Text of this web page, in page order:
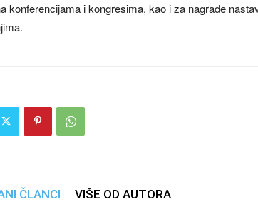
konferencijama i kongresima, kao i za nagrade
ČLANCI VIŠE OD AUTORA